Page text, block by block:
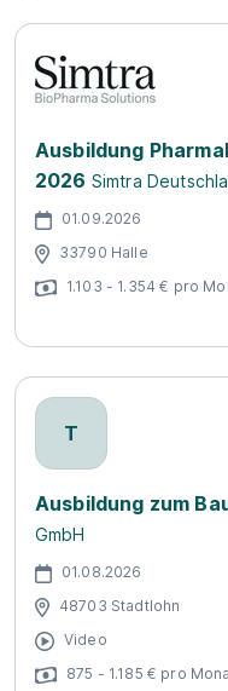
Ausbildung
2026 Simtra
01.09.2026
33790 Halle
1.103 - 1.354 € pro
T
Ausbildung zum
GmbH
01.08.2026
48703 Stadtlohn
Video
875 - 1.185 € pro